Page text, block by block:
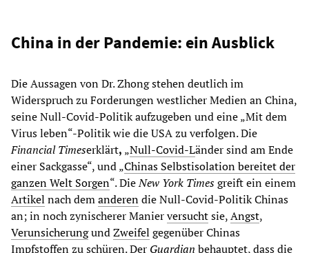
China in der Pandemie: ein Ausblick
Die Aussagen von Dr. Zhong stehen deutlich im
Widerspruch zu Forderungen westlicher Medien an China,
seine Null-Covid-Politik aufzugeben und eine „Mit dem
Virus leben“-Politik wie die USA zu verfolgen. Die
Financial Timeserklärt, „Null-Covid-Länder sind am Ende
einer Sackgasse“, und „Chinas Selbstisolation bereitet der
ganzen Welt Sorgen“. DieNew York Timesgreift ein einem
Artikel nach demanderendie Null-Covid-Politik Chinas
an; in noch zynischerer Manierversuchtsie,Angst,
VerunsicherungundZweifel gegenüber Chinas
Impfstoffen zu schüren. Der Guardian behauptet, dass die